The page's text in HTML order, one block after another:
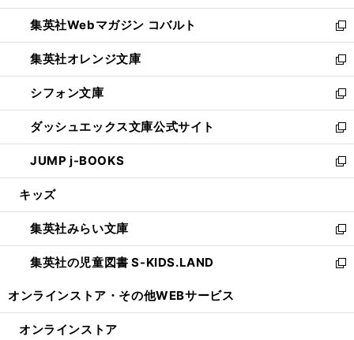
開
く
ウ
で
開
く
ン
ド
ウ
で
開
く
ウ
ィ
ン
ド
ウ
で
開
く
集英社Webマガジン コバルト
新
し
い
ウ
ィ
ン
ド
ウ
で
開
集英社オレンジ文庫
新
し
い
ウ
ィ
ン
ド
ウ
開
く
シフォン文庫
新
し
い
ウ
ィ
ン
ウ
で
開
く
ダッシュエックス文庫公式サイト
新
し
い
ウ
ン
ド
ウ
で
JUMP j-BOOKS
新
し
ウ
ィ
ン
ド
開
キッズ
集英社みらい文庫
新
し
い
ン
集英社の児童図書 S-KIDS.LAND
新
ウ
オンラインストア・ その他WEBサービス
オンラインストア